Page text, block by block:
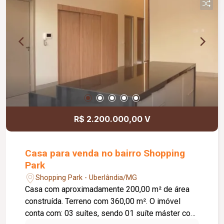
inclusa no condomínio, zelador e limpeza das
áreas comuns, copa, DML (Depósito de Material
de segurança e internet disponível. Como
diferencial, existe a possibilidade de ampliação
da área da sala, conforme a necessidade do
locatário. Entre em contato para mais
informações e agende uma visita.
R$ 2.200.000,00 V
Casa para venda no bairro Shopping
Park
Shopping Park - Uberlândia/MG
Casa com aproximadamente 200,00 m² de área
construída. Terreno com 360,00 m². O imóvel
conta com: 03 suítes, sendo 01 suíte máster com